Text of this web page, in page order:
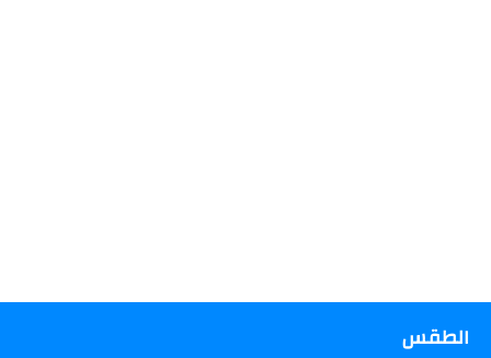
الطقس